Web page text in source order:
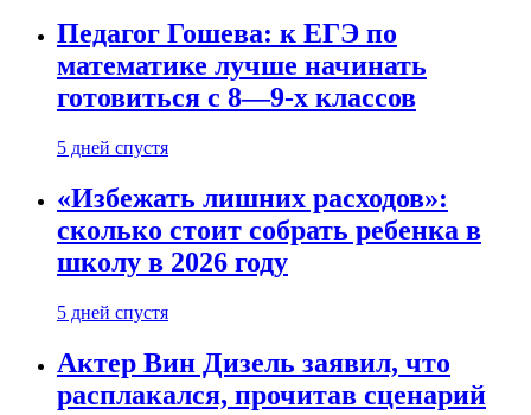
Педагог Гошева: к ЕГЭ по
математике лучше начинать
готовиться с 8—9-х классов
5 дней спустя
«Избежать лишних расходов»:
сколько стоит собрать ребенка в
школу в 2026 году
5 дней спустя
Актер Вин Дизель заявил, что
расплакался, прочитав сценарий